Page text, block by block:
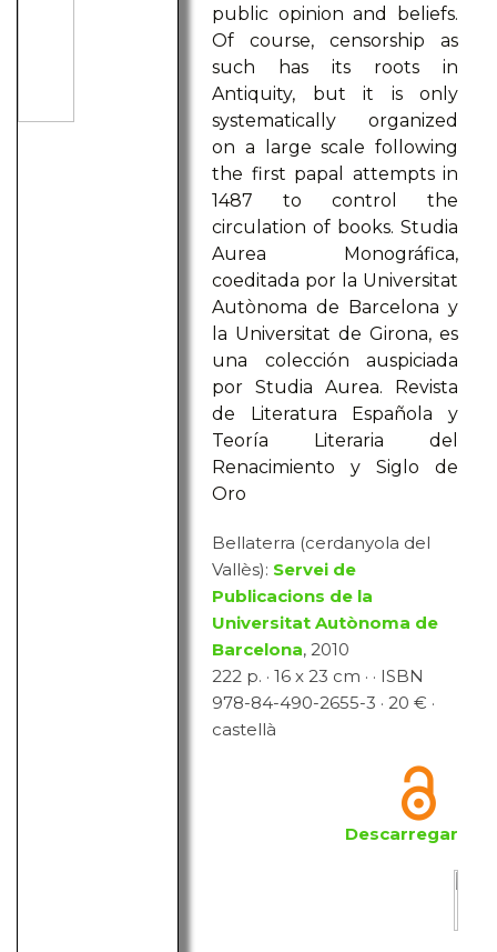
public opinion and beliefs.
Of course, censorship as
such has its roots in
Antiquity, but it is only
systematically organized
on a large scale following
the first papal attempts in
1487 to control the
circulation of books. Studia
Aurea Monográfica,
coeditada por la Universitat
Autònoma de Barcelona y
la Universitat de Girona, es
una colección auspiciada
por Studia Aurea. Revista
de Literatura Española y
Teoría Literaria del
Renacimiento y Siglo de
Oro
Bellaterra (cerdanyola del
Vallès): Servei de
Publicacions de la
Universitat Autònoma de
Barcelona, 2010
222 p. · 16 x 23 cm · · ISBN
978-84-490-2655-3 · 20 € ·
castellà
Descarregar